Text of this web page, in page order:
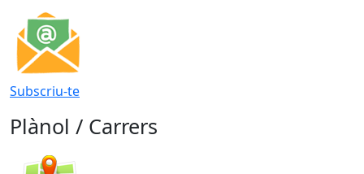
Subscriu-te
Plànol / Carrers